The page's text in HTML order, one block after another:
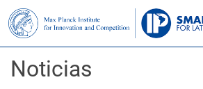
Noticias